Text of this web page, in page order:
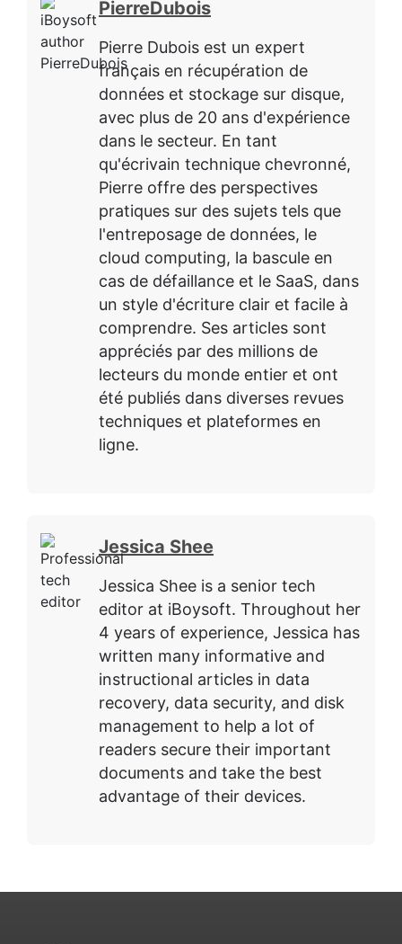
PierreDubois
Pierre Dubois est un expert
français en récupération de
données et stockage sur disque,
avec plus de 20 ans d'expérience
dans le secteur. En tant
qu'écrivain technique chevronné,
Pierre offre des perspectives
pratiques sur des sujets tels que
l'entreposage de données, le
cloud computing, la bascule en
cas de défaillance et le SaaS, dans
un style d'écriture clair et facile à
comprendre. Ses articles sont
appréciés par des millions de
lecteurs du monde entier et ont
été publiés dans diverses revues
techniques et plateformes en
ligne.
Jessica Shee
Jessica Shee is a senior tech
editor at iBoysoft. Throughout her
4 years of experience, Jessica has
written many informative and
instructional articles in data
recovery, data security, and disk
management to help a lot of
readers secure their important
documents and take the best
advantage of their devices.